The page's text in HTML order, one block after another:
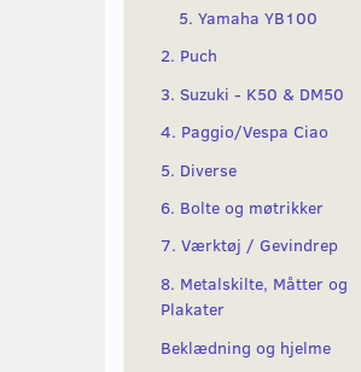
5. Yamaha YB100
2. Puch
3. Suzuki - K50 & DM50
4. Paggio/Vespa Ciao
5. Diverse
6. Bolte og møtrikker
7. Værktøj / Gevindrep
8. Metalskilte, Måtter og
Plakater
Beklædning og hjelme